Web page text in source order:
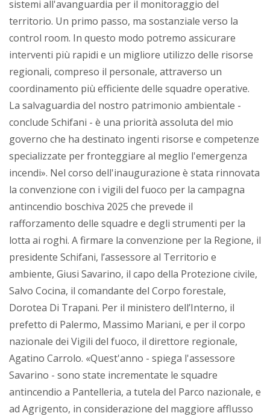
sistemi all'avanguardia per il monitoraggio del
territorio. Un primo passo, ma sostanziale verso la
control room. In questo modo potremo assicurare
interventi più rapidi e un migliore utilizzo delle risorse
regionali, compreso il personale, attraverso un
coordinamento più efficiente delle squadre operative.
La salvaguardia del nostro patrimonio ambientale -
conclude Schifani - è una priorità assoluta del mio
governo che ha destinato ingenti risorse e competenze
specializzate per fronteggiare al meglio l'emergenza
incendi». Nel corso dell'inaugurazione è stata rinnovata
la convenzione con i vigili del fuoco per la campagna
antincendio boschiva 2025 che prevede il
rafforzamento delle squadre e degli strumenti per la
lotta ai roghi. A firmare la convenzione per la Regione, il
presidente Schifani, l’assessore al Territorio e
ambiente, Giusi Savarino, il capo della Protezione civile,
Salvo Cocina, il comandante del Corpo forestale,
Dorotea Di Trapani. Per il ministero dell’Interno, il
prefetto di Palermo, Massimo Mariani, e per il corpo
nazionale dei Vigili del fuoco, il direttore regionale,
Agatino Carrolo. «Quest'anno - spiega l'assessore
Savarino - sono state incrementate le squadre
antincendio a Pantelleria, a tutela del Parco nazionale, e
ad Agrigento, in considerazione del maggiore afflusso